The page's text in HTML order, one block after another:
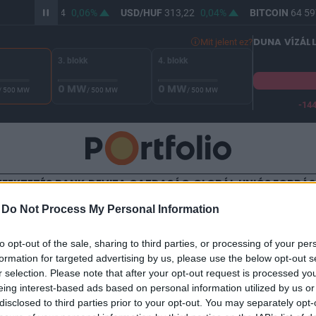
Do Not Process My Personal Information
opt-out of the sale, sharing to third parties, or processing of your
for targeted advertising by us, please use the below opt-out
selection. Please note that after your opt-out request is processed
interest-based ads based on personal information utilized by us
to third parties prior to your opt-out. You may separately
361,94 0,06% USD/HUF 313,22 0,04% BITCOIN64
Mit jelent ez?
/ 500 MW
3. blokk
0 MW/ 500 MW
4. blokk
0 MW/ 500 MW
DUNA
-
BANK DEVIZA GAZDASÁG GLOBÁL UNIÓS
hullám Magyarországon